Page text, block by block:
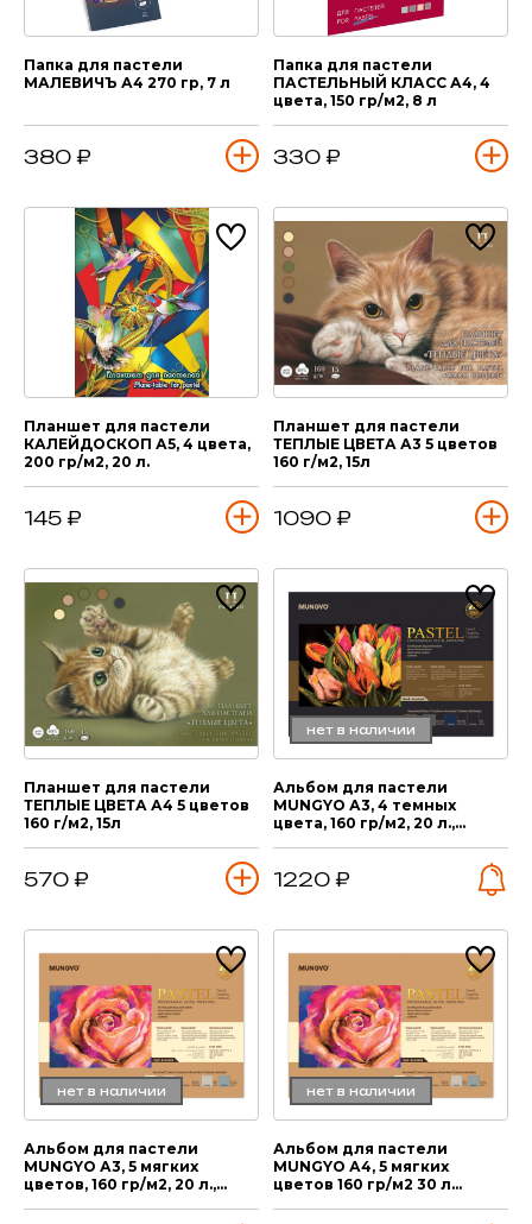
Папка для пастели
МАЛЕВИЧЪ А4 270 гр, 7 л
380 ₽
Папка для пастели
ПАСТЕЛЬНЫЙ КЛАСС А4, 4
цвета, 150 гр/м2, 8 л
330 ₽
Планшет для пастели
КАЛЕЙДОСКОП А5, 4 цвета,
200 гр/м2, 20 л.
145 ₽
Планшет для пастели
ТЕПЛЫЕ ЦВЕТА А3 5 цветов
160 г/м2, 15л
1090 ₽
Планшет для пастели
ТЕПЛЫЕ ЦВЕТА А4 5 цветов
160 г/м2, 15л
570 ₽
нет в наличии
Альбом для пастели
MUNGYO А3, 4 темных
цвета, 160 гр/м2, 20 л.,
1220 ₽
нет в наличии
Альбом для пастели
MUNGYO А3, 5 мягких
цветов, 160 гр/м2, 20 л.,
нет в наличии
Альбом для пастели
MUNGYO А4, 5 мягких
цветов 160 гр/м2 30 л